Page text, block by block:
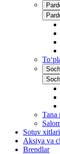
Tana
Sotuv xitlari
Aksiya va
Brendlar